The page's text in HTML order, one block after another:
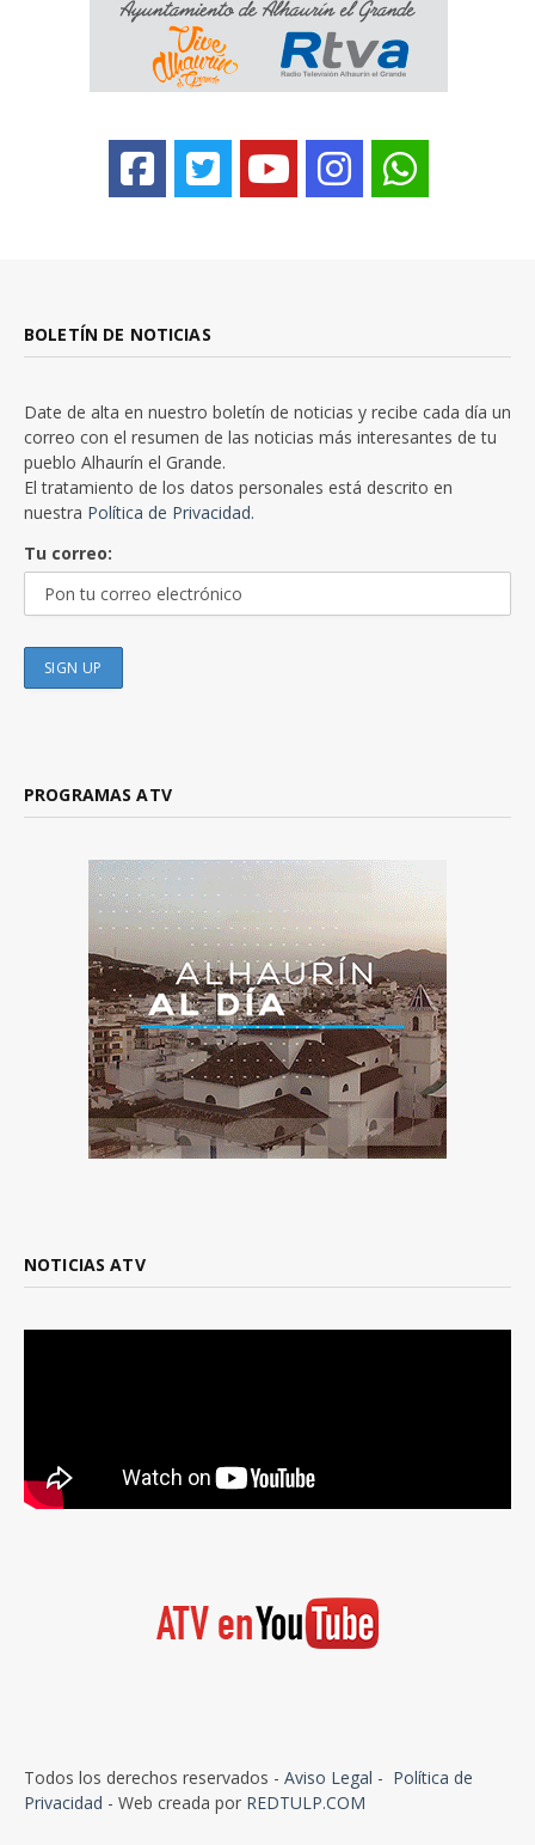
BOLETÍN DE NOTICIAS
Date de alta en nuestro boletín de noticias y recibe cada día un
correo con el resumen de las noticias más interesantes de tu
pueblo Alhaurín el Grande.
El tratamiento de los datos personales está descrito en
nuestra Política de Privacidad.
Tu correo:
PROGRAMAS ATV
NOTICIAS ATV
Todos los derechos reservados - Aviso Legal - Política de
Privacidad - Web creada por REDTULP.COM